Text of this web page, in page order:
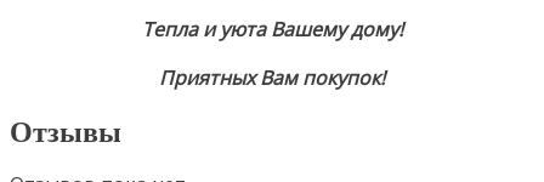
Тепла и уюта Вашему дому!
Приятных Вам покупок!
Отзывы